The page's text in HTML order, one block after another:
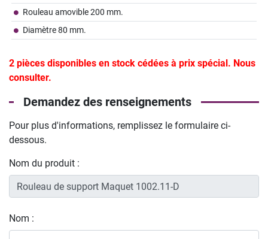
Rouleau amovible 200 mm.
Diamètre 80 mm.
2 pièces disponibles en stock cédées à prix spécial. Nous
consulter.
Demandez des renseignements
Pour plus d'informations, remplissez le formulaire ci-
dessous.
Nom du produit :
Nom :